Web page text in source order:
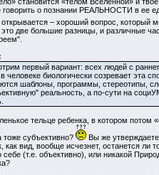
говорить о познании РЕАЛЬНОСТИ в ее
– хороший вопрос, который
это две большие разницы, и различные
первый вариант: всех людей с
в человеке биологически созревает эта
шаблоны, программы, стереотипы,
реальность, а по-сути на
тельце ребенка, в котором потом
тоже субъективно?
Вы же
как вид, вообще исчезнет, останется
себе (т.е. объективно), или никакой